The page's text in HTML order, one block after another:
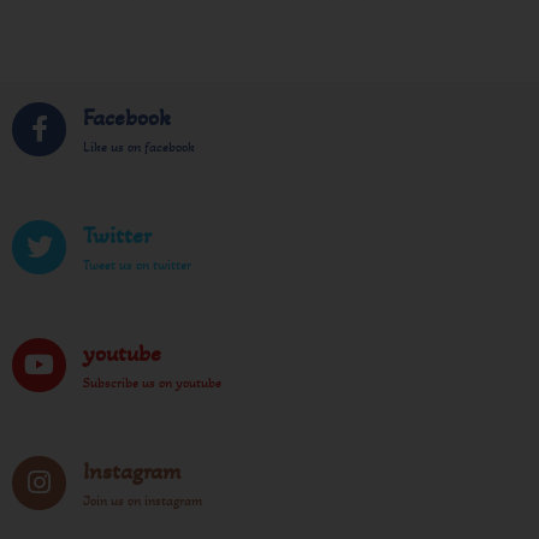
Facebook
Like us on facebook
Twitter
Tweet us on twitter
youtube
Subscribe us on youtube
Instagram
Join us on instagram